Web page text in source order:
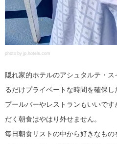
photo by jp.hotels.com
隠れ家的ホテルのアシュタルテ・
るだけプライベートな時間を確保し
プールバーやレストランもいいで
だく朝食はやはり外せません。
毎日朝食リストの中から好きなも